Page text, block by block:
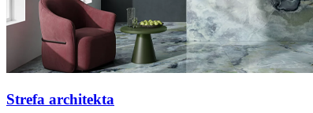
Strefa architekta